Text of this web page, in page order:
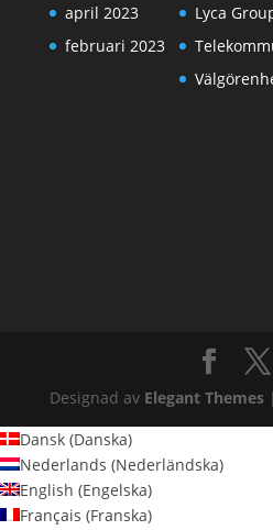
april 2023
februari 2023
Lyca
Designad av Elegant Themes|
Dansk (Danska)
Nederlands (Nederländska)
English (Engelska)
Français (Franska)